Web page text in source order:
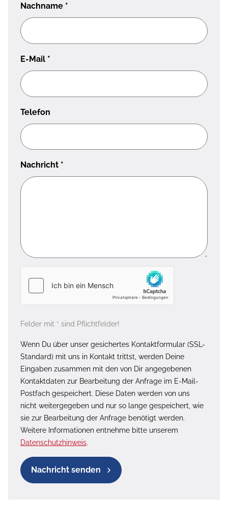
Nachname *
E-Mail *
Telefon
Nachricht *
Felder mit * sind Pflichtfelder!
Wenn Du über unser gesichertes Kontaktformular (SSL-
Standard) mit uns in Kontakt trittst, werden Deine
Eingaben zusammen mit den von Dir angegebenen
Kontaktdaten zur Bearbeitung der Anfrage im E-Mail-
Postfach gespeichert. Diese Daten werden von uns
nicht weitergegeben und nur so lange gespeichert, wie
sie zur Bearbeitung der Anfrage benötigt werden.
Weitere Informationen entnehme bitte unserem
Datenschutzhinweis.
Nachricht senden